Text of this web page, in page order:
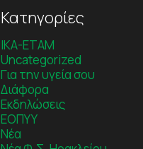
Κατηγορίες
IKA-ETAM
Uncategorized
Για την υγεία σου
Διάφορα
Εκδηλώσεις
ΕΟΠΥΥ
Νέα